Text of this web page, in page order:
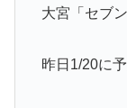
大宮「セブ
昨日1/20に